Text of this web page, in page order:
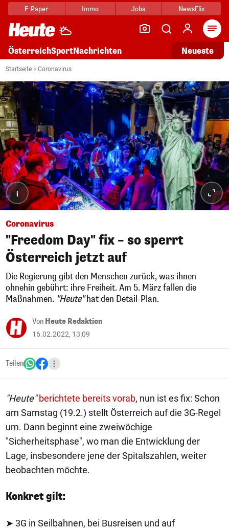
E-Paper Immo Jobs NewsFlix
ÖsterreichSportNachrichten Neueste
Startseite Coronavirus
i
Coronavirus
"Freedom Day" fix – so sperrt
Österreich jetzt auf
Die Regierung gibt den Menschen zurück, was ihnen
ohnehin gebührt: ihre Freiheit. Am 5. März fallen die
Maßnahmen. "Heute"hat den Detail-Plan.
Von Heute Redaktion
16.02.2022, 13:09
Teilen
"Heute" berichtete bereits vorab, nun ist es fix: Schon
am Samstag (19.2.) stellt Österreich auf die 3G-Regel
um. Dann beginnt eine zweiwöchige
"Sicherheitsphase", wo man die Entwicklung der
Lage, insbesondere jene der Spitalszahlen, weiter
beobachten möchte.
Konkret gilt:
➤ 3G in Seilbahnen, bei Busreisen und auf